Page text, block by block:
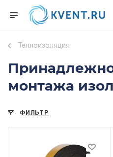
Теплоизоляция
монтажа
ФИЛЬТР